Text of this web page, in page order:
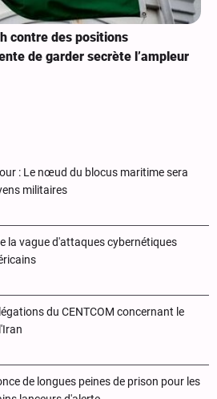
contre des positions
de garder secrète l’ampleur
: Le nœud du blocus maritime sera
militaires
la vague d'attaques cybernétiques
du CENTCOM concernant le
de longues peines de prison pour les